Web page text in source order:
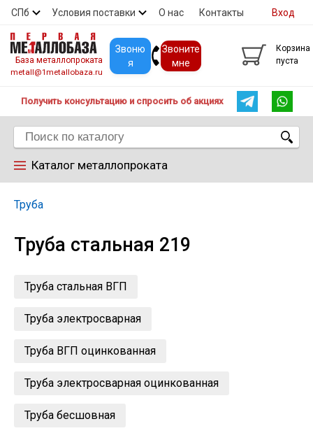
СПб Условия поставки О нас Контакты
Скидки Прайс Покупателям
Вход
База металлопроката
metall@1metallobaza.ru
Звоню
я
Звоните
мне
Корзина
пуста
Получить консультацию и спросить об акциях
Каталог металлопроката
Труба профильная
Труба
Лист
Балка
Труба
Труба стальная 219
Труба стальная ВГП
Труба электросварная
Труба ВГП оцинкованная
Труба электросварная оцинкованная
Труба бесшовная